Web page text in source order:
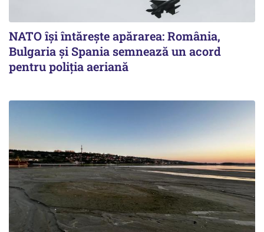
NATO își întărește apărarea: România,
Bulgaria și Spania semnează un acord
pentru poliția aeriană